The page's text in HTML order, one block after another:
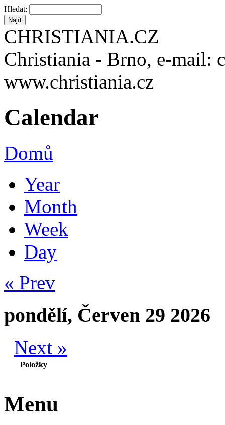
Hledat:
CHRISTIANIA.CZ
Christiania - Brno, e-mail:
www.christiania.cz
Calendar
Domů
Year
Month
Week
Day
« Prev
pondělí, Červen 29 2026
Next »
Položky
Menu